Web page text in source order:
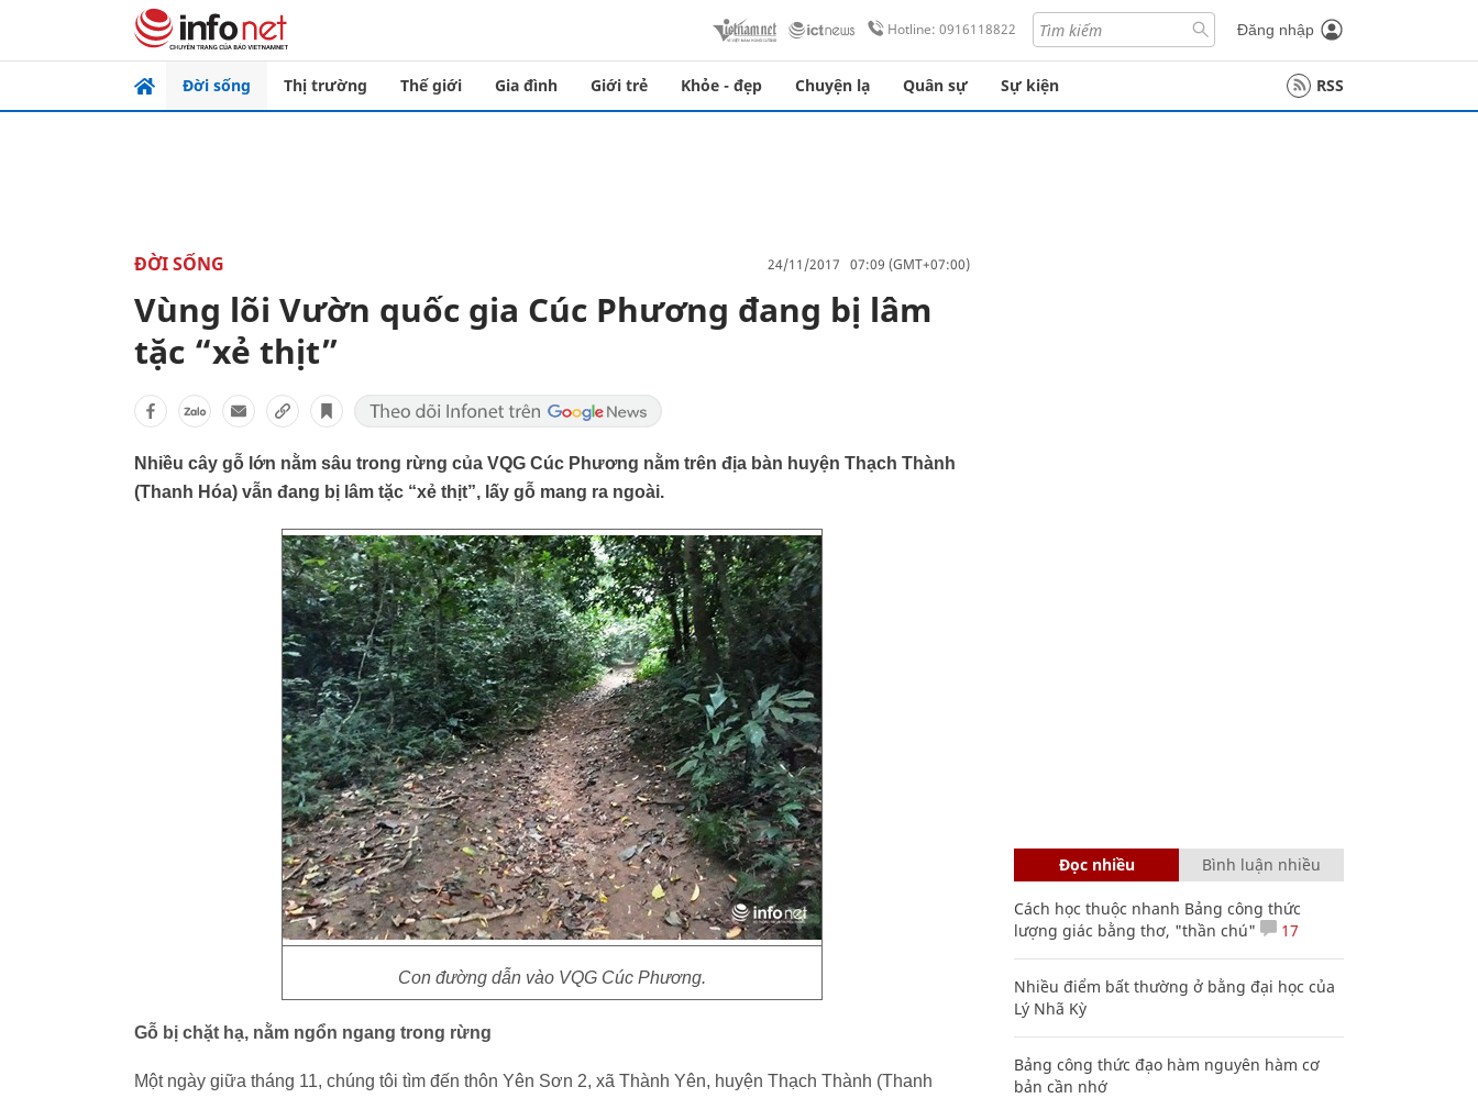
Hotline: 0916118822 Đăng nhập
Đời sống Thị trường Thế giới Gia đình Giới trẻ Khỏe - đẹp Chuyện lạ Quân sự Sự kiện RSS
ĐỜI SỐNG 24/11/2017 07:09 (GMT+07:00)
Vùng lõi Vườn quốc gia Cúc Phương đang bị lâm
tặc “xẻ thịt”
Nhiều cây gỗ lớn nằm sâu trong rừng của VQG Cúc Phương nằm trên địa bàn huyện Thạch Thành
(Thanh Hóa) vẫn đang bị lâm tặc “xẻ thịt”, lấy gỗ mang ra ngoài.
Con đường dẫn vào VQG Cúc Phương.
Gỗ bị chặt hạ, nằm ngổn ngang trong rừng
Một ngày giữa tháng 11, chúng tôi tìm đến thôn Yên Sơn 2, xã Thành Yên, huyện Thạch Thành (Thanh
Đọc nhiều Bình luận nhiều
Cách học thuộc nhanh Bảng công thức
lượng giác bằng thơ, "thần chú"
17
Nhiều điểm bất thường ở bằng đại học của
Lý Nhã Kỳ
Bảng công thức đạo hàm nguyên hàm cơ
bản cần nhớ